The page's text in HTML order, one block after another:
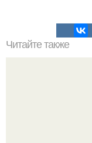
Читайте также